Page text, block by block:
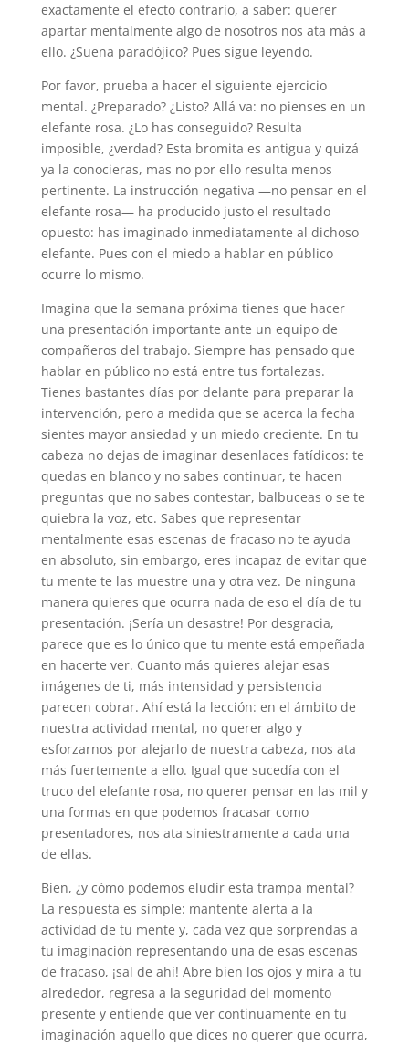
exactamente el efecto contrario, a saber: querer
apartar mentalmente algo de nosotros nos ata más a
ello. ¿Suena paradójico? Pues sigue leyendo.
Por favor, prueba a hacer el siguiente ejercicio
mental. ¿Preparado? ¿Listo? Allá va: no pienses en un
elefante rosa. ¿Lo has conseguido? Resulta
imposible, ¿verdad? Esta bromita es antigua y quizá
ya la conocieras, mas no por ello resulta menos
pertinente. La instrucción negativa —no pensar en el
elefante rosa— ha producido justo el resultado
opuesto: has imaginado inmediatamente al dichoso
elefante. Pues con el miedo a hablar en público
ocurre lo mismo.
Imagina que la semana próxima tienes que hacer
una presentación importante ante un equipo de
compañeros del trabajo. Siempre has pensado que
hablar en público no está entre tus fortalezas.
Tienes bastantes días por delante para preparar la
intervención, pero a medida que se acerca la fecha
sientes mayor ansiedad y un miedo creciente. En tu
cabeza no dejas de imaginar desenlaces fatídicos: te
quedas en blanco y no sabes continuar, te hacen
preguntas que no sabes contestar, balbuceas o se te
quiebra la voz, etc. Sabes que representar
mentalmente esas escenas de fracaso no te ayuda
en absoluto, sin embargo, eres incapaz de evitar que
tu mente te las muestre una y otra vez. De ninguna
manera quieres que ocurra nada de eso el día de tu
presentación. ¡Sería un desastre! Por desgracia,
parece que es lo único que tu mente está empeñada
en hacerte ver. Cuanto más quieres alejar esas
imágenes de ti, más intensidad y persistencia
parecen cobrar. Ahí está la lección: en el ámbito de
nuestra actividad mental, no querer algo y
esforzarnos por alejarlo de nuestra cabeza, nos ata
más fuertemente a ello. Igual que sucedía con el
truco del elefante rosa, no querer pensar en las mil y
una formas en que podemos fracasar como
presentadores, nos ata siniestramente a cada una
de ellas.
Bien, ¿y cómo podemos eludir esta trampa mental?
La respuesta es simple: mantente alerta a la
actividad de tu mente y, cada vez que sorprendas a
tu imaginación representando una de esas escenas
de fracaso, ¡sal de ahí! Abre bien los ojos y mira a tu
alrededor, regresa a la seguridad del momento
presente y entiende que ver continuamente en tu
imaginación aquello que dices no querer que ocurra,